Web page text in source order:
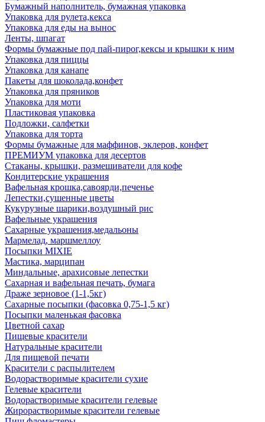
Бумажный наполнитель, бумажная упаковка
Упаковка для рулета,кекса
Упаковка для еды на вынос
Ленты, шпагат
Формы бумажные под пай-пирог,кексы и крышки к ним
Упаковка для пиццы
Упаковка для канапе
Пакеты для шоколада,конфет
Упаковка для пряников
Упаковка для моти
Пластиковая упаковка
Подложки, салфетки
Упаковка для торта
Формы бумажные для маффинов, эклеров, конфет
ПРЕМИУМ упаковка для десертов
Стаканы, крышки, размешиватели для кофе
Кондитерские украшения
Вафельная крошка,савоярди,печенье
Лепестки,сушенные цветы
Кукурузные шарики,воздушный рис
Вафельные украшения
Сахарные украшения,медальоны
Мармелад, маршмеллоу
Посыпки MIXIE
Мастика, марципан
Миндальные, арахисовые лепестки
Сахарная и вафельная печать, бумага
Драже зерновое (1-1,5кг)
Сахарные посыпки (фасовка 0,75-1,5 кг)
Посыпки маленькая фасовка
Цветной сахар
Пищевые красители
Натуральные красители
Для пищевой печати
Красители с распылителем
Водорастворимые красители сухие
Гелевые красители
Водорастворимые красители гелевые
Жирорастворимые красители гелевые